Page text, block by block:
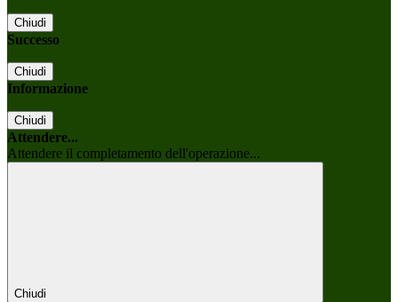
Chiudi
Successo
Chiudi
Informazione
Chiudi
Attendere...
Attendere il completamento dell'operazione...
Chiudi